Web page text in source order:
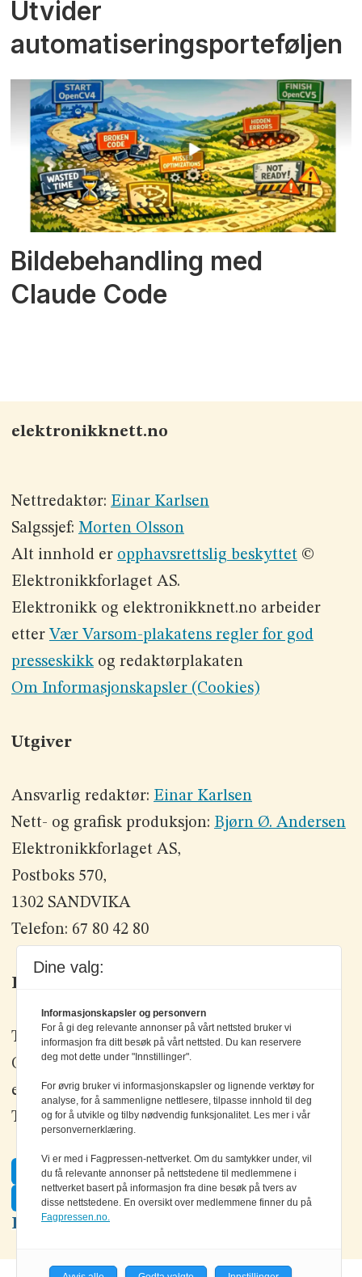
Utvider
automatiseringsporteføljen
Bildebehandling med
Claude Code
elektronikknett.no
Nettredaktør: Einar Karlsen
Salgssjef: Morten Olsson
Alt innhold er opphavsrettslig beskyttet©
Elektronikkforlaget AS.
Elektronikk og elektronikknett.no arbeider
etter Vær Varsom-plakatens regler for god
presseskikkog redaktørplakaten
Om Informasjonskapsler (Cookies)
Utgiver
Ansvarlig redaktør: Einar Karlsen
Nett- og grafisk produksjon: Bjørn Ø. Andersen
Elektronikkforlaget AS,
Postboks 570,
1302 SANDVIKA
Telefon: 67 80 42 80
Kontakt oss
Tlf: +47 67 80 42 80
Olav Brunborgs vei 6, 1396 Billingstad
epost: elektronikk@elektronikkforlaget.no
Tips oss:tips@elektronikkforlaget.no
Facebook
Twitter
LinkedIn
Dine valg:
Informasjonskapsler og personvern
For å gi deg relevante annonser på vårt nettsted bruker vi
informasjon fra ditt besøk på vårt nettsted. Du kan reservere
deg mot dette under "Innstillinger".
For øvrig bruker vi informasjonskapsler og lignende verktøy for
analyse, for å sammenligne nettlesere, tilpasse innhold til deg
og for å utvikle og tilby nødvendig funksjonalitet. Les mer i vår
personvernerklæring.
Vi er med i Fagpressen-nettverket. Om du samtykker under, vil
du få relevante annonser på nettstedene til medlemmene i
nettverket basert på informasjon fra dine besøk på tvers av
disse nettstedene. En oversikt over medlemmene finner du på
Fagpressen.no.